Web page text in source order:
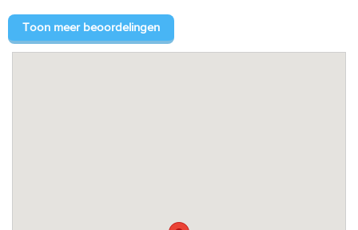
Toon meer beoordelingen